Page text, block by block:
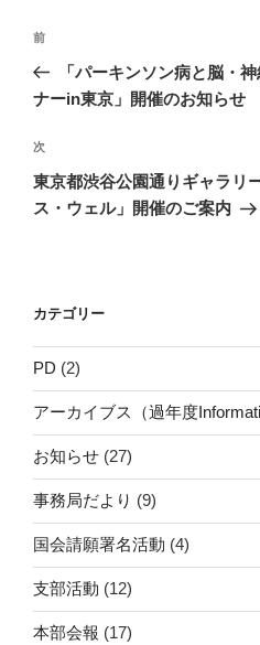
投
ナ
ゲ
ー
シ
前
の
投
前
「パーキンソン病と脳・
ナーin東京」開催のお知らせ
次
の
投
次
東京都渋谷公園通りギャラリ
ス・ウェル」開催のご案内
カテゴリー
PD (2)
アーカイブス（過年度
お知らせ (27)
事務局だより (9)
国会請願署名活動 (4)
支部活動 (12)
本部会報 (17)